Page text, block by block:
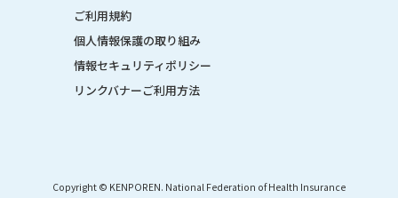
ご利用規約
個人情報保護の取り組み
情報セキュリティポリシー
リンクバナーご利用方法
Copyright © KENPOREN. National Federation of Health Insurance